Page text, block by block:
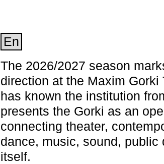
En
The 2026/2027 season
direction at the Maxim Gorki
has known the institution
presents the Gorki as an
connecting theater,
dance, music, sound,
itself.